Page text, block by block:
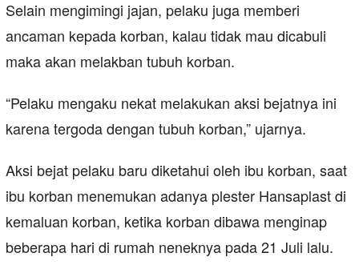
Selain mengimingi jajan, pelaku juga memberi
ancaman kepada korban, kalau tidak mau dicabuli
maka akan melakban tubuh korban.
“Pelaku mengaku nekat melakukan aksi bejatnya ini
karena tergoda dengan tubuh korban,” ujarnya.
Aksi bejat pelaku baru diketahui oleh ibu korban, saat
ibu korban menemukan adanya plester Hansaplast di
kemaluan korban, ketika korban dibawa menginap
beberapa hari di rumah neneknya pada 21 Juli lalu.